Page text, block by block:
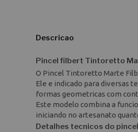
Descricao
Pincel filbert Tintoretto
O Pincel Tintoretto Marte
Ele e indicado para diversas
formas geometricas com
Este modelo combina a
iniciando no artesanato
Detalhes tecnicos do